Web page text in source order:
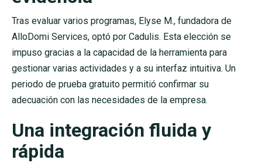
Tras evaluar varios programas, Elyse M., fundadora de
AlloDomi Services, optó por Cadulis. Esta elección se
impuso gracias a la capacidad de la herramienta para
gestionar varias actividades y a su interfaz intuitiva. Un
periodo de prueba gratuito permitió confirmar su
adecuación con las necesidades de la empresa.
Una integración fluida y
rápida